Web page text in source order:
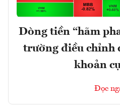
Dòng tiền “hãm
trường điều chỉnh
khoản
Đọc